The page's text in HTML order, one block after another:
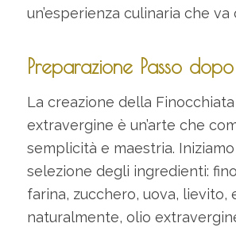
un’esperienza culinaria che
Preparazione Passo dopo
La creazione della Finocchiata
extravergine è un’arte che
semplicità e maestria.
selezione degli ingredienti:
farina, zucchero, uova, lievito,
naturalmente, olio